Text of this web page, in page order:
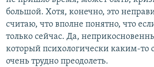
большой. Хотя, конечно, это
считаю, что вполне понятно, что
только сейчас. Да,
который психологически каким-то
очень трудно преодолеть.